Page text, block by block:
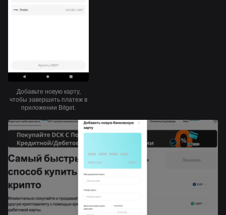
Добавьте новую карту,
чтобы завершить платеж в
приложении Bitget.